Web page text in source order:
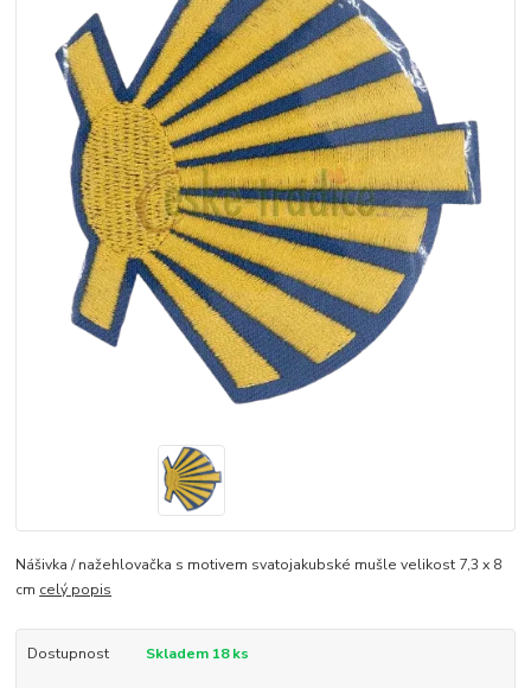
Nášivka / nažehlovačka s motivem svatojakubské mušle velikost 7,3 x 8
cm celý popis
Dostupnost Skladem 18 ks